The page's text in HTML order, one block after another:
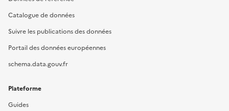
Catalogue de données
Suivre les publications des données
Portail des données européennes
schema.data.gouv.fr
Plateforme
Guides